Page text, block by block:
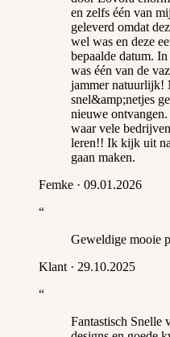
en zelfs één van
geleverd omdat
wel was en deze
bepaalde datum.
was één van de
jammer natuurlijk!
snel&amp;netjes
nieuwe
waar vele
leren!! Ik kijk uit
gaan maken.
Femke · 09.01.2026
“
Geweldige mooie
Klant · 29.10.2025
“
Fantastisch Snelle